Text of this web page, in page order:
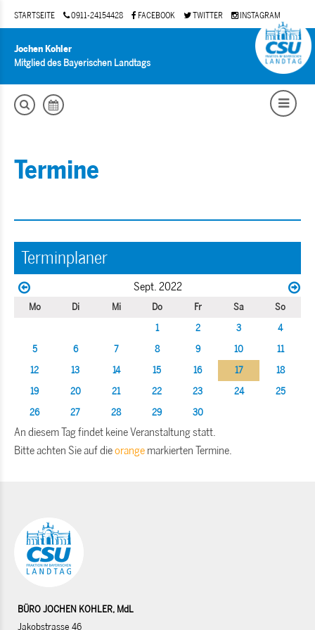
STARTSEITE 0911-24154428 FACEBOOK TWITTER INSTAGRAM
Jochen Kohler
Mitglied des Bayerischen Landtags
Termine
Terminplaner
Sept. 2022
Mo Di Mi Do Fr Sa
So
1
2 3
4
5
6 7 8 9 10
11
12
13 14 15 16 17
18
19
20 21 22 23 24
25
26
27 28 29 30
An diesem Tag findet keine Veranstaltung statt.
Bitte achten Sie auf dieorange markierten Termine.
BÜRO JOCHEN KOHLER, MdL
Jakobstrasse 46